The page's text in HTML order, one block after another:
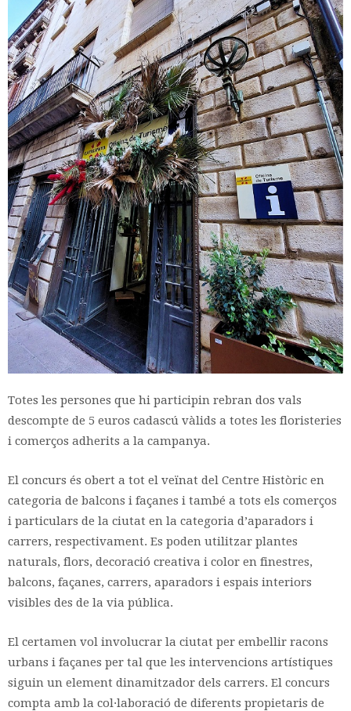
Totes les persones que hi participin rebran dos vals
descompte de 5 euros cadascú vàlids a totes les floristeries
i comerços adherits a la campanya.
El concurs és obert a tot el veïnat del Centre Històric en
categoria de balcons i façanes i també a tots els comerços
i particulars de la ciutat en la categoria d’aparadors i
carrers, respectivament. Es poden utilitzar plantes
naturals, flors, decoració creativa i color en finestres,
balcons, façanes, carrers, aparadors i espais interiors
visibles des de la via pública.
El certamen vol involucrar la ciutat per embellir racons
urbans i façanes per tal que les intervencions artístiques
siguin un element dinamitzador dels carrers. El concurs
compta amb la col·laboració de diferents propietaris de